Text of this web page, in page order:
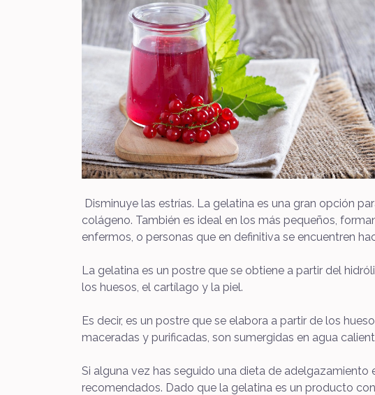
Disminuye las estrías. La gelatina es una gran opción
colágeno. También es ideal en los más pequeños,
enfermos, o personas que en definitiva se encuentren
La gelatina es un postre que se obtiene a partir del
los huesos, el cartílago y la piel.
Es decir, es un postre que se elabora a partir de los
maceradas y purificadas, son sumergidas en agua
Si alguna vez has seguido una dieta de
recomendados. Dado que la gelatina es un producto